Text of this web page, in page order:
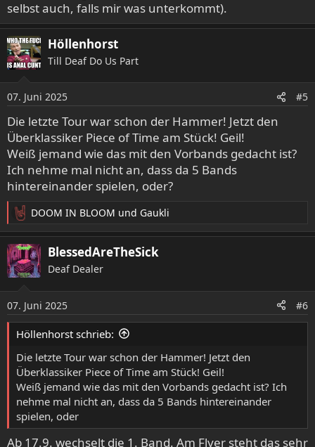
selbst auch, falls mir was unterkommt).
Höllenhorst
Till Deaf Do Us Part
07. Juni 2025 #5
Die letzte Tour war schon der Hammer! Jetzt den
Überklassiker Piece of Time am Stück! Geil!
Weiß jemand wie das mit den Vorbands gedacht ist?
Ich nehme mal nicht an, dass da 5 Bands
hintereinander spielen, oder?
R
e
a
k
t
n
e
n
DOOM IN BLOOM und Gaukli
BlessedAreTheSick
Deaf Dealer
07. Juni 2025 #6
Höllenhorst schrieb:
Die letzte Tour war schon der Hammer! Jetzt den
Überklassiker Piece of Time am Stück! Geil!
Weiß jemand wie das mit den Vorbands gedacht ist? Ich
nehme mal nicht an, dass da 5 Bands hintereinander
spielen, oder
Ab 17.9. wechselt die 1. Band. Am Flyer steht das sehr